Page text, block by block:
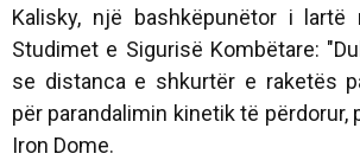
Kalisky, një bashkëpunëtor i
Studimet e Sigurisë Kombëtare:
se distanca e shkurtër e raketës
për parandalimin kinetik të përdorur,
Iron Dome.